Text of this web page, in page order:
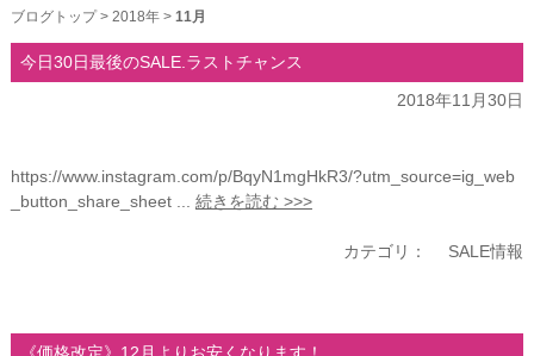
ブログトップ> 2018年> 11月
今日30日最後のSALE.ラストチャンス
2018年11月30日
https://www.instagram.com/p/BqyN1mgHkR3/?utm_source=ig_web
_button_share_sheet ... 続きを読む >>>
カテゴリ： SALE情報